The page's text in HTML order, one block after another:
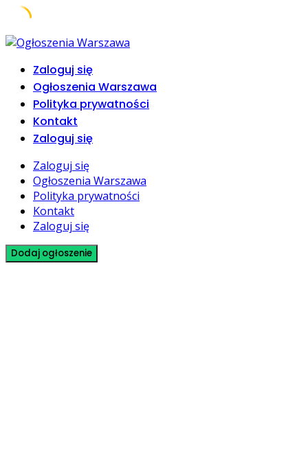
Skip
contentZaloguj się
Ogłoszenia Warszawa
Polityka prywatności
Kontakt
Zaloguj się
Zaloguj się
Ogłoszenia Warszawa
Polityka prywatności
Kontakt
Zaloguj się
Dodaj ogłoszenie